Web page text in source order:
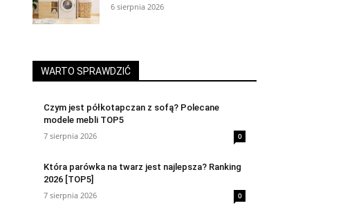
6 sierpnia 2026
WARTO SPRAWDZIĆ
Czym jest półkotapczan z sofą? Polecane
modele mebli TOP5
7 sierpnia 2026
0
Która parówka na twarz jest najlepsza? Ranking
2026 [TOP5]
7 sierpnia 2026
0